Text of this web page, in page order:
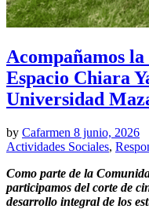
Acompañamos
Espacio Chiara
Universidad
by Cafarmen 8 junio, 2026
Actividades Sociales,
Como parte de la
participamos del corte de
desarrollo integral de los